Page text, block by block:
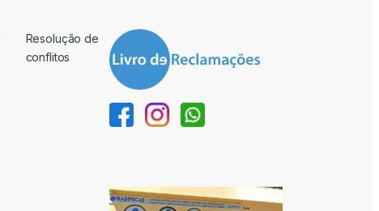
Resolução de
conflitos